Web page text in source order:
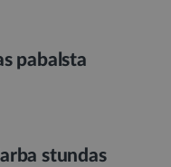
pabalsta
stundas